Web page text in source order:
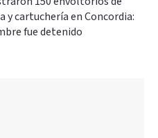
y cartuchería en Concordia:
fue detenido